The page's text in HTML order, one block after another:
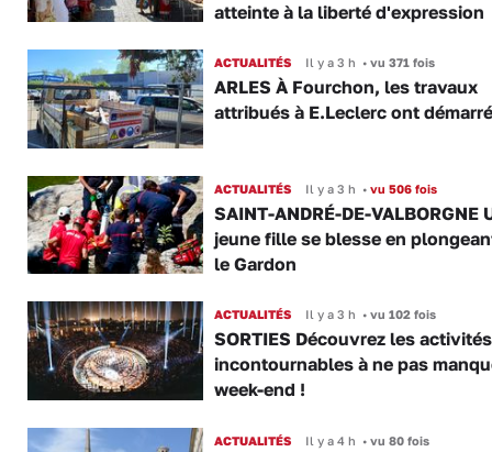
atteinte à la liberté d'expression
ACTUALITÉS Il y a 3 h •vu 371 fois
ARLES À Fourchon, les travaux
attribués à E.Leclerc ont démarré
ACTUALITÉS Il y a 3 h •vu 506 fois
SAINT-ANDRÉ-DE-VALBORGNE
jeune fille se blesse en
le Gardon
ACTUALITÉS Il y a 3 h •vu 102 fois
SORTIES Découvrez les activités
incontournables à ne pas
week-end !
ACTUALITÉS Il y a 4 h •vu 80 fois